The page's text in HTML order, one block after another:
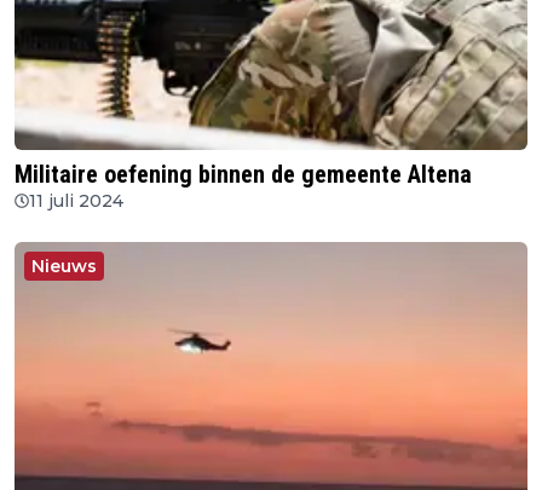
Militaire oefening binnen de gemeente Altena
11 juli 2024
Nieuws